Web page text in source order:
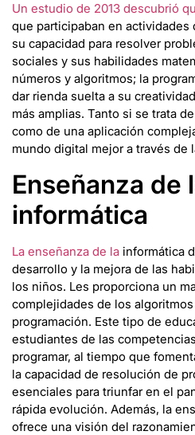
Un estudio de 2013 descubrió
que participaban en
su capacidad para resolver
sociales y sus habilidades
números y algoritmos; la
dar rienda suelta a su
más amplias. Tanto si se trata
como de una aplicación
mundo digital mejor a través de
Enseñanza de
informática
La enseñanza de la informática
desarrollo y la mejora de las
los niños. Les proporciona un
complejidades de los
programación. Este tipo de
estudiantes de las
programar, al tiempo que
la capacidad de resolución de
esenciales para triunfar en el
rápida evolución. Además, la
ofrece una visión del